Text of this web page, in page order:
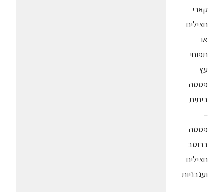
קארי
חצילים
או
תפוחי
עץ
פסטה
ביתית
–
פסטה
ברוטב
חצילים
ועגבניות